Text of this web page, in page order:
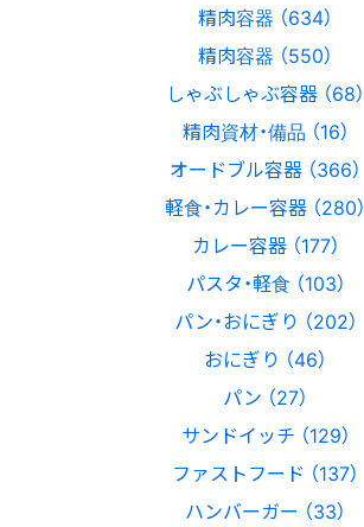
精肉容器 （634）
精肉容器 （550）
しゃぶしゃぶ容器 （68）
精肉資材・備品 （16）
オードブル容器 （366）
軽食・カレー容器 （280）
カレー容器 （177）
パスタ・軽食 （103）
パン・おにぎり （202）
おにぎり （46）
パン （27）
サンドイッチ （129）
ファストフード （137）
ハンバーガー （33）